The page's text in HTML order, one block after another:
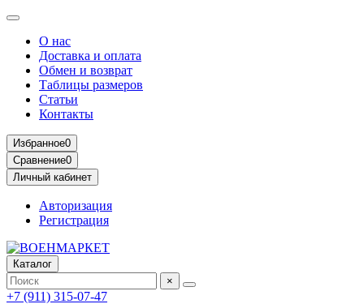
О нас
Доставка и оплата
Обмен и возврат
Таблицы размеров
Статьи
Контакты
Избранное0
Сравнение0
Личный кабинет
Авторизация
Регистрация
Каталог
×
+7 (911) 315-07-47